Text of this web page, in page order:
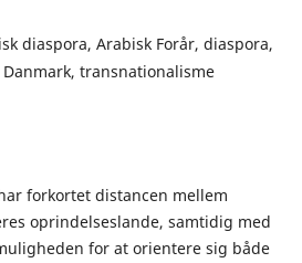
diaspora, Arabisk Forår, diaspora,
transnationalisme
forkortet distancen mellem
oprindelseslande, samtidig med
for at orientere sig både